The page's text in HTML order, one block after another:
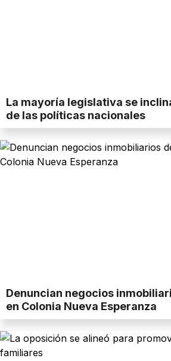
La mayoría legislativa se
de las políticas nacionales
Denuncian negocios
en Colonia Nueva Esperanza